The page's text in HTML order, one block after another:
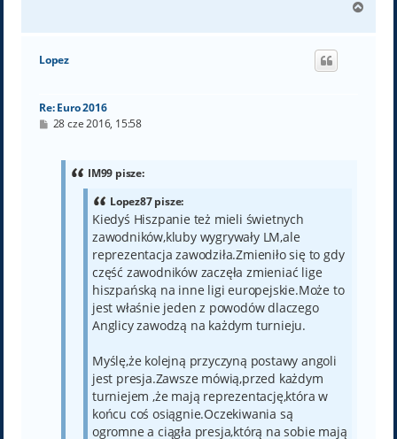
g
Lopez
Re: Euro 2016
P28 cze 2016, 15:58
IM99 pisze:
Lopez87 pisze:
Kiedyś Hiszpanie też mieli świetnych
zawodników,kluby wygrywały LM,ale
reprezentacja zawodziła.Zmieniło się to gdy
część zawodników zaczęła zmieniać lige
hiszpańską na inne ligi europejskie.Może to
jest właśnie jeden z powodów dlaczego
Anglicy zawodzą na każdym turnieju.
Myślę,że kolejną przyczyną postawy angoli
jest presja.Zawsze mówią,przed każdym
turniejem ,że mają reprezentację,która w
końcu coś osiągnie.Oczekiwania są
ogromne a ciągła presja,którą na sobie mają